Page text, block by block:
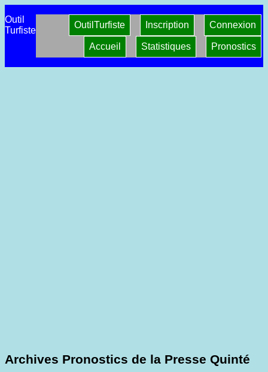
Outil
Turfiste
Connexion
Inscription
OutilTurfiste
Pronostics
Statistiques
Accueil
Archives Pronostics de la Presse Quinté